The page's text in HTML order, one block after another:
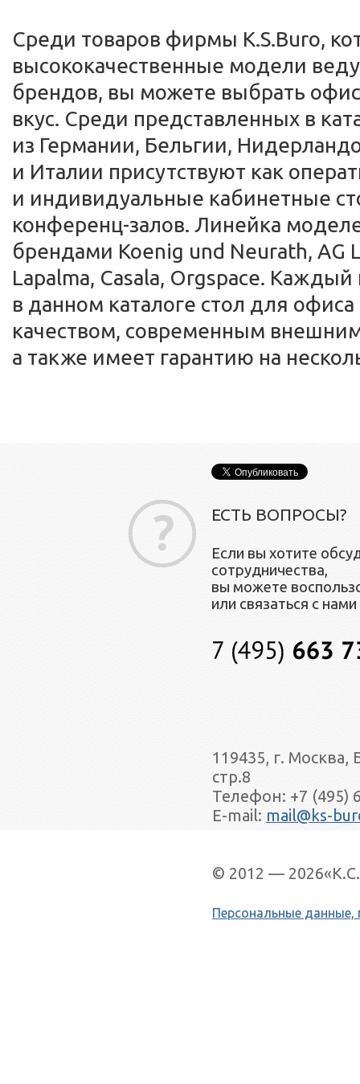
Среди товаров фирмы K.S.Buro,
высококачественные модели
брендов, вы можете выбрать
вкус. Среди представленных в
из Германии, Бельгии,
и Италии присутствуют как
и индивидуальные кабинетные
конференц-залов. Линейка
брендами Koenig und Neurath, AG
Lapalma, Casala, Orgspace.
в данном каталоге стол для
качеством, современным
а также имеет гарантию на
ЕСТЬ ВОПРОСЫ?
Если вы хотите
сотрудничества,
вы можете
или связаться c
119435, г.
стр.8
Телефон: +7 (495)
E-mail: mail@ks-
© 2012 —
Персональные данные,